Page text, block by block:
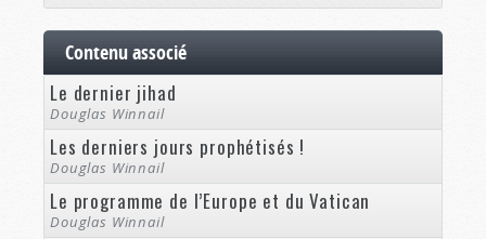
Contenu associé
Le dernier jihad
Douglas Winnail
Les derniers jours prophétisés !
Douglas Winnail
Le programme de l’Europe et du Vatican
Douglas Winnail